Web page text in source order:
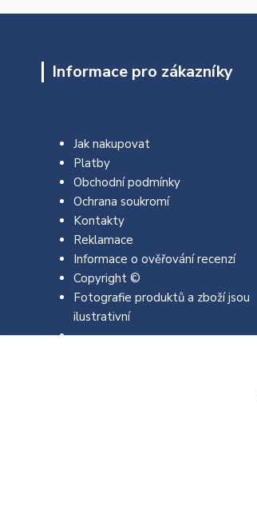
Informace pro zákazníky
Jak nakupovat
Platby
Obchodní podmínky
Ochrana soukromí
Kontakty
Reklamace
Informace o ověřování recenzí
Copyright ©
Fotografie produktů a zboží jsou
ilustrativní